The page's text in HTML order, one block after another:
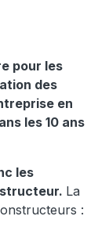
pour les
des
en
les 10 ans
les
La
: